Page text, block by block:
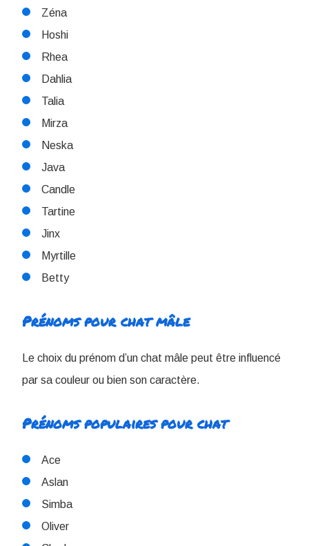
Zéna
Hoshi
Rhea
Dahlia
Talia
Mirza
Neska
Java
Candle
Tartine
Jinx
Myrtille
Betty
Prénoms pour chat mâle
Le choix du prénom d’un chat mâle peut être influencé
par sa couleur ou bien son caractère.
Prénoms populaires pour chat
Ace
Aslan
Simba
Oliver